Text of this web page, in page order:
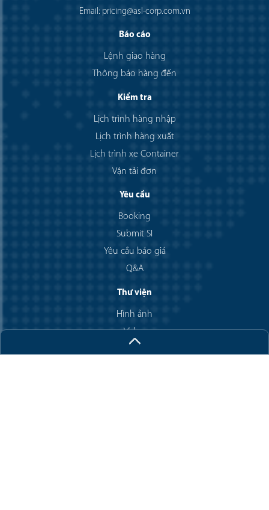
Email: pricing@asl-corp.com.vn
Báo cáo
Lệnh giao hàng
Thông báo hàng đến
Kiểm tra
Lịch trình hàng nhập
Lịch trình hàng xuất
Lịch trình xe Container
Vận tải đơn
Yêu cầu
Booking
Submit SI
Yêu cầu báo giá
Q&A
Thư viện
Hình ảnh
Video